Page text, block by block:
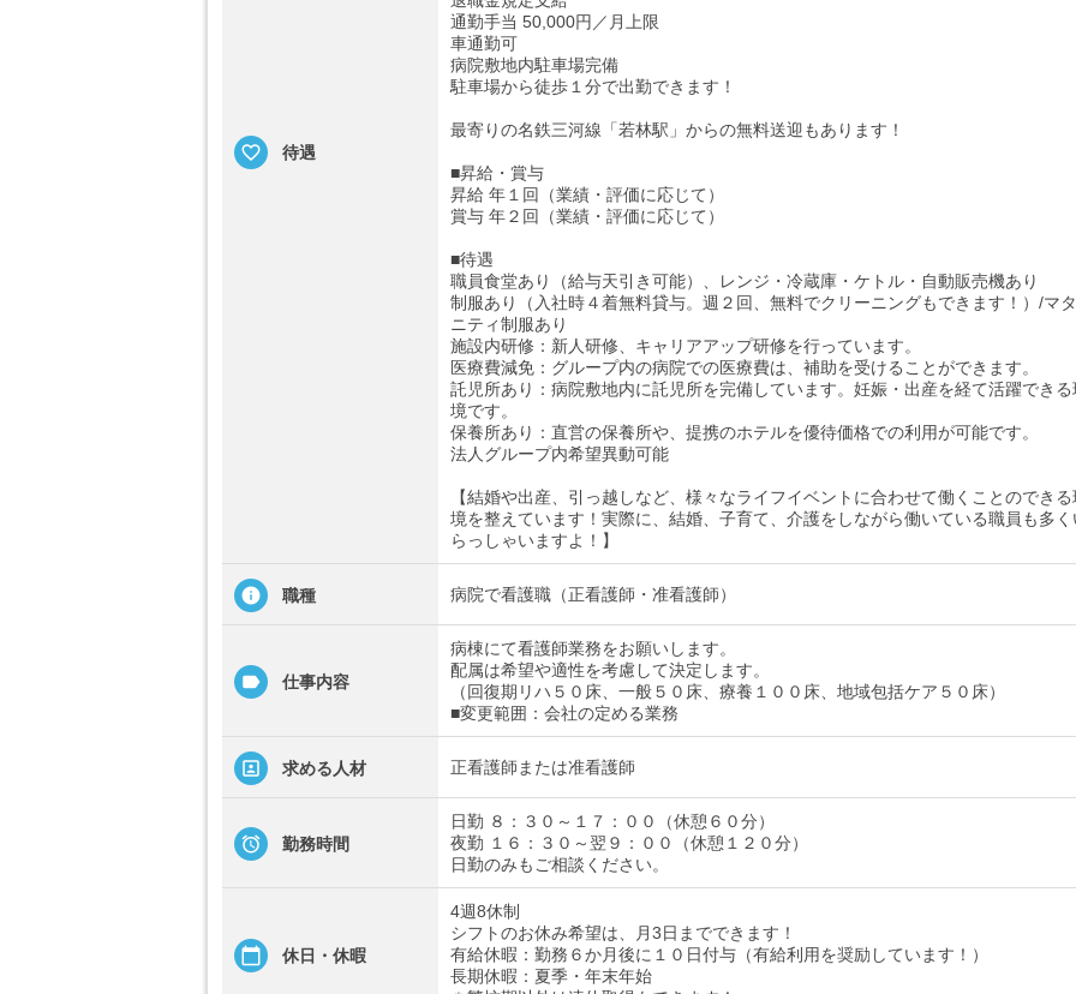
待遇
通勤手当 50,000円／月上限
車通勤可
病院敷地内駐車場完備
駐車場から徒歩１分で出勤できます！
最寄りの名鉄三河線「若林駅」からの無料送迎もあります！
■昇給・賞与
昇給 年１回（業績・評価に応じて）
賞与 年２回（業績・評価に応じて）
■待遇
職員食堂あり（給与天引き可能）、レンジ・冷蔵庫・ケトル・自動販売機あり
制服あり（入社時４着無料貸与。週２回、無料でクリーニングもできます！）/マタ
ニティ制服あり
施設内研修：新人研修、キャリアアップ研修を行っています。
医療費減免：グループ内の病院での医療費は、補助を受けることができます。
託児所あり：病院敷地内に託児所を完備しています。妊娠・出産を経て活躍できる
境です。
保養所あり：直営の保養所や、提携のホテルを優待価格での利用が可能です。
法人グループ内希望異動可能
【結婚や出産、引っ越しなど、様々なライフイベントに合わせて働くことのできる
境を整えています！実際に、結婚、子育て、介護をしながら働いている職員も多く
らっしゃいますよ！】
職種 病院で看護職（正看護師・准看護師）
仕事内容
病棟にて看護師業務をお願いします。
配属は希望や適性を考慮して決定します。
（回復期リハ５０床、一般５０床、療養１００床、地域包括ケア５０床）
■変更範囲：会社の定める業務
求める人材 正看護師または准看護師
勤務時間
日勤 ８：３０～１７：００（休憩６０分）
夜勤 １６：３０～翌９：００（休憩１２０分）
日勤のみもご相談ください。
休日・休暇
4週8休制
シフトのお休み希望は、月3日までできます！
有給休暇：勤務６か月後に１０日付与（有給利用を奨励しています！）
長期休暇：夏季・年末年始